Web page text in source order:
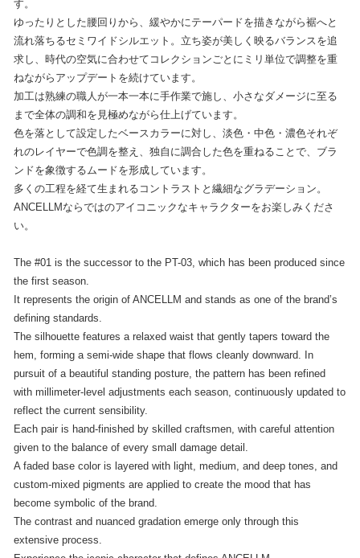
す。
ゆったりとした腰回りから、緩やかにテーパードを描きながら裾へと
流れ落ちるセミワイドシルエット。立ち姿が美しく映るバランスを追
求し、時代の空気に合わせてコレクションごとにミリ単位で調整を重
ねながらアップデートを続けています。
加工は熟練の職人が一本一本に手作業で施し、小さなダメージに至る
まで全体の調和を見極めながら仕上げています。
色を落として設定したベースカラーに対し、淡色・中色・濃色それぞ
れのレイヤーで色調を整え、独自に調合した色を重ねることで、ブラ
ンドを象徴するムードを形成しています。
多くの工程を経て生まれるコントラストと繊細なグラデーション。
ANCELLMならではのアイコニックなキャラクターをお楽しみくださ
い。
The #01 is the successor to the PT-03, which has been produced since
the first season.
It represents the origin of ANCELLM and stands as one of the brand’s
defining standards.
The silhouette features a relaxed waist that gently tapers toward the
hem, forming a semi-wide shape that flows cleanly downward. In
pursuit of a beautiful standing posture, the pattern has been refined
with millimeter-level adjustments each season, continuously updated to
reflect the current sensibility.
Each pair is hand-finished by skilled craftsmen, with careful attention
given to the balance of every small damage detail.
A faded base color is layered with light, medium, and deep tones, and
custom-mixed pigments are applied to create the mood that has
become symbolic of the brand.
The contrast and nuanced gradation emerge only through this
extensive process.